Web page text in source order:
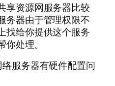
享资源网服务器比较
务器由于管理权限不
找给你提供这个服务
处理。
服务器有硬件配置问